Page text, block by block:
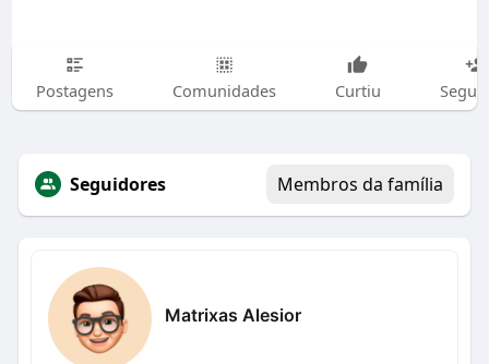
Postagens Comunidades Curtiu
Seguidores Membros da família
Matrixas Alesior